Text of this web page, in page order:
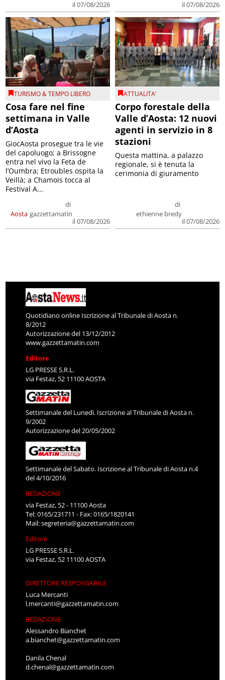
il 07/08/2026 il 07/08/2026
TURISMO & TEMPO LIBERO
Cosa fare nel fine
settimana in Valle
d’Aosta
Aosta
di
gazzettamatin
il 07/08/2026
GiocAosta prosegue tra le vie
del capoluogo; a Brissogne
entra nel vivo la Feta de
l’Oumbra; Etroubles ospita la
Veillà; a Chamois tocca al
Festival A...
ATTUALITA'
Corpo forestale della
Valle d’Aosta: 12 nuovi
agenti in servizio in 8
stazioni
di
ethienne bredy
il 07/08/2026
Questa mattina, a palazzo
regionale, si è tenuta la
cerimonia di giuramento
Quotidiano online Iscrizione al Tribunale di Aosta n.
8/2012
Autorizzazione del 13/12/2012
www.gazzettamatin.com
Editore
LG PRESSE S.R.L.
via Festaz, 52 11100 AOSTA
Settimanale del Lunedì. Iscrizione al Tribunale di Aosta n.
9/2002
Autorizzazione del 20/05/2002
Settimanale del Sabato. Iscrizione al Tribunale di Aosta n.4
del 4/10/2016
REDAZIONE
via Festaz, 52 - 11100 Aosta
Tel: 0165/231711 - Fax: 0165/1820141
Mail:segreteria@gazzettamatin.com
Editore
LG PRESSE S.R.L.
via Festaz, 52 11100 AOSTA
DIRETTORE RESPONSABILE
Luca Mercanti
l.mercanti@gazzettamatin.com
REDAZIONE
Alessandro Bianchet
a.bianchet@gazzettamatin.com
Danila Chenal
d.chenal@gazzettamatin.com